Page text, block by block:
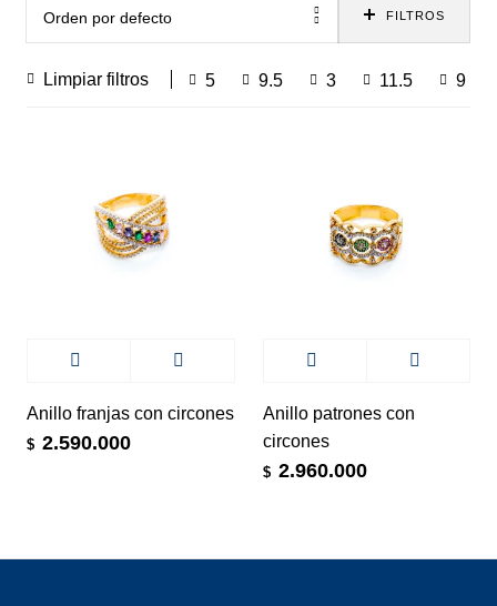
Orden por defecto FILTROS
Limpiar filtros 5 9.5 3 11.5 9
Anillo franjas con circones
$ 2.590.000
Anillo patrones con
circones
$ 2.960.000